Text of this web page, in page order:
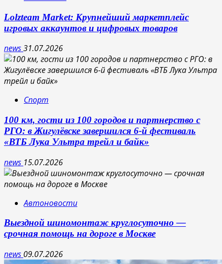
Lolzteam Market: Крупнейший маркетплейс
игровых аккаунтов и цифровых товаров
news31.07.2026
Спорт
100 км, гости из 100 городов и партнерство с
РГО: в Жигулёвске завершился 6-й фестиваль
«ВТБ Лука Ультра трейл и байк»
news 15.07.2026
Автоновости
Выездной шиномонтаж круглосуточно —
срочная помощь на дороге в Москве
news 09.07.2026